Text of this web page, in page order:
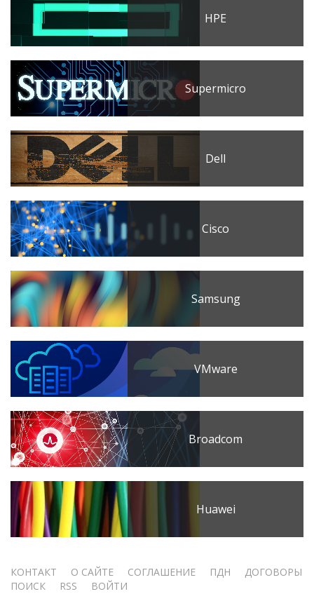
HPE
Supermicro
Dell
Cisco
Samsung
VMware
Broadcom
Huawei
Меню
КОНТАКТ О САЙТЕ СОГЛАШЕНИЕ ПДН
ДОГОВОРЫ
ПОИСК
RSS ВОЙТИ